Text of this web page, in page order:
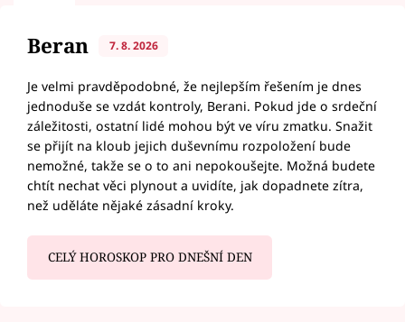
Beran 7. 8. 2026
Je velmi pravděpodobné, že nejlepším řešením je dnes
jednoduše se vzdát kontroly, Berani. Pokud jde o srdeční
záležitosti, ostatní lidé mohou být ve víru zmatku. Snažit
se přijít na kloub jejich duševnímu rozpoložení bude
nemožné, takže se o to ani nepokoušejte. Možná budete
chtít nechat věci plynout a uvidíte, jak dopadnete zítra,
než uděláte nějaké zásadní kroky.
CELÝ HOROSKOP PRO DNEŠNÍ DEN